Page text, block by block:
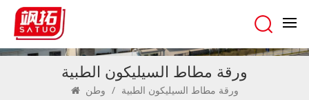
ورقة مطاط السيليكون الطبية
/ ورقة مطاط السيليكون الطبية